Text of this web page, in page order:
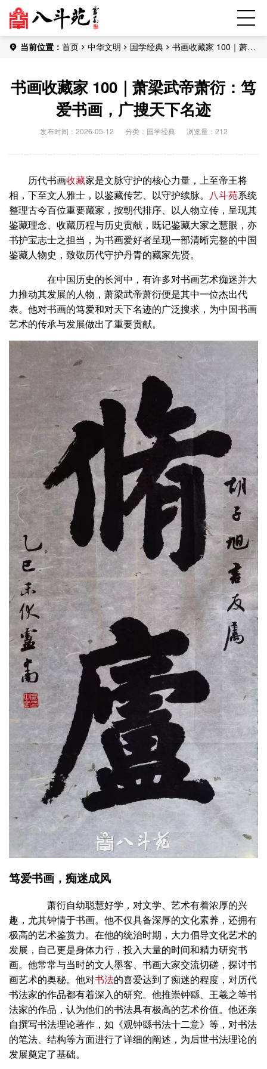
当前位置： 首页 中华文明 国学经典
书画收藏家 100｜萧梁
书画收藏家 100｜萧梁武帝萧衍：笃
爱书画，广搜天下名迹
发布时间：2026-05-12 分类： 国学经典 浏览量：212
历代书画收藏家是文脉守护的核心力量，上至帝王将
相，下至文人雅士，以鉴藏传艺、以守护续脉。 八斗苑系统
整理古今百位重要藏家，按朝代排序、以人物立传，呈现其
鉴藏理念、收藏历程与历史贡献，既记鉴藏大家之慧眼，亦
书护宝志士之担当，为书画爱好者呈现一部清晰完整的中国
鉴藏人物史，致敬历代守护丹青的藏家先贤。
在中国历史的长河中，有许多对书画艺术痴迷并大
力推动其发展的人物，萧梁武帝萧衍便是其中一位杰出代
表。他对书画的笃爱和对天下名迹的广泛搜求，为中国书画
艺术的传承与发展做出了重要贡献。
笃爱书画，痴迷成风
萧衍自幼聪慧好学，对文学、艺术有着浓厚的兴
趣，尤其钟情于书画。他不仅具备深厚的文化素养，还拥有
极高的艺术鉴赏力。在他的统治时期，大力倡导文化艺术的
发展，自己更是身体力行，投入大量的时间和精力研究书
画。他常常与当时的文人墨客、书画大家交流切磋，探讨书
画艺术的奥秘。他对书法的喜爱达到了痴迷的程度，对历代
书法家的作品都有着深入的研究。他推崇钟繇、王羲之等书
法家的作品，认为他们的书法具有极高的艺术价值。他还亲
自撰写书法理论著作，如《观钟繇书法十二意》等，对书法
的笔法、结构等方面进行了详细的阐述，为后世书法理论的
发展奠定了基础。